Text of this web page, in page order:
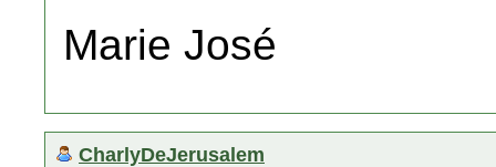
Marie José
CharlyDeJerusalem